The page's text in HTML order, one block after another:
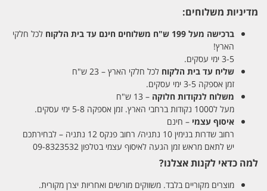
מדיניות משלוחים:
ברכישה מעל 199 ש"ח משלוחים חינם עד בית הלקוח לכל חלקי
הארץ!
3-5 ימי עסקים.
שליח עד בית הלקוח לכל חלקי הארץ – 23 ש"ח
זמן אספקה 3-5 ימי עסקים.
משלוח לנקודות חלוקה – 13 ש"ח
מעל ל1000 נקודות ברחבי הארץ. זמן אספקה 5-8 ימי עסקים.
איסוף עצמי – חינם
רחוב שדרות בנימין 10 נתניה/ רחוב פנקס 12 נתניה – לבחירתכם
יש לתאם מראש זמן הגעה לאיסוף עצמי בטלפון 09-8323532
למה כדאי לקנות אצלנו?
מוצרים מקוריים בלבד. משווקים מורשים ואחריות יצרן מקורית.